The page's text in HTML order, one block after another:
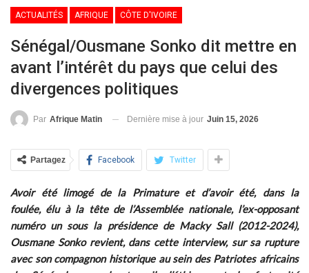
ACTUALITÉS AFRIQUE CÔTE D'IVOIRE
Sénégal/Ousmane Sonko dit mettre en
avant l’intérêt du pays que celui des
divergences politiques
Par Afrique Matin Dernière mise à jour Juin 15, 2026
Partagez Facebook Twitter
Avoir été limogé de la Primature et d’avoir été, dans la
foulée, élu à la tête de l’Assemblée nationale, l’ex-opposant
numéro un sous la présidence de Macky Sall (2012-2024),
Ousmane Sonko revient, dans cette interview, sur sa rupture
avec son compagnon historique au sein des Patriotes africains